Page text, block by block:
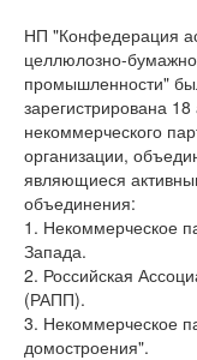
НП "Конфедерация
целлюлозно-
промышленности"
зарегистрирована
некоммерческого
организации,
являющиеся
объединения:
1. Некоммерческое
Запада.
2. Российская
(РАПП).
3. Некоммерческое
домостроения".